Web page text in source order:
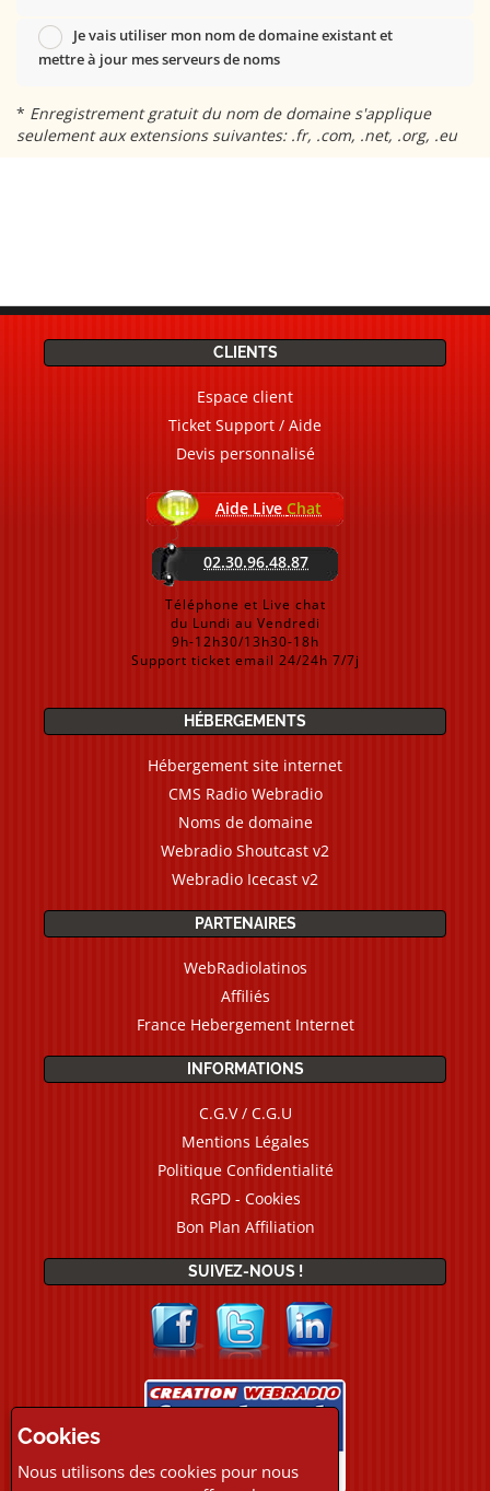
Je vais utiliser mon nom de domaine existant et
mettre à jour mes serveurs de noms
* Enregistrement gratuit du nom de domaine s'applique
seulement aux extensions suivantes: .fr, .com, .net, .org, .eu
CLIENTS
Espace client
Ticket Support / Aide
Devis personnalisé
Aide Live Chat
02.30.96.48.87
Téléphone et Live chat
du Lundi au Vendredi
9h-12h30/13h30-18h
Support ticket email 24/24h 7/7j
HÉBERGEMENTS
Hébergement site internet
CMS Radio Webradio
Noms de domaine
Webradio Shoutcast v2
Webradio Icecast v2
PARTENAIRES
WebRadiolatinos
Affiliés
France Hebergement Internet
INFORMATIONS
C.G.V / C.G.U
Mentions Légales
Politique Confidentialité
RGPD - Cookies
Bon Plan Affiliation
SUIVEZ-NOUS !
Cookies
Nous utilisons des cookies pour nous